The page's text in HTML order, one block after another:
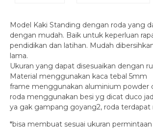
Model Kaki Standing dengan roda yang
dengan mudah. Baik untuk keperluan
pendidikan dan latihan. Mudah
lama.
Ukuran yang dapat disesuaikan dengan
Material menggunakan kaca tebal 5mm
frame menggunakan aluminium powder
roda menggunakan besi yg dicat duco
ya gak gampang goyang2, roda terdapat
*bisa membuat sesuai ukuran permintaan